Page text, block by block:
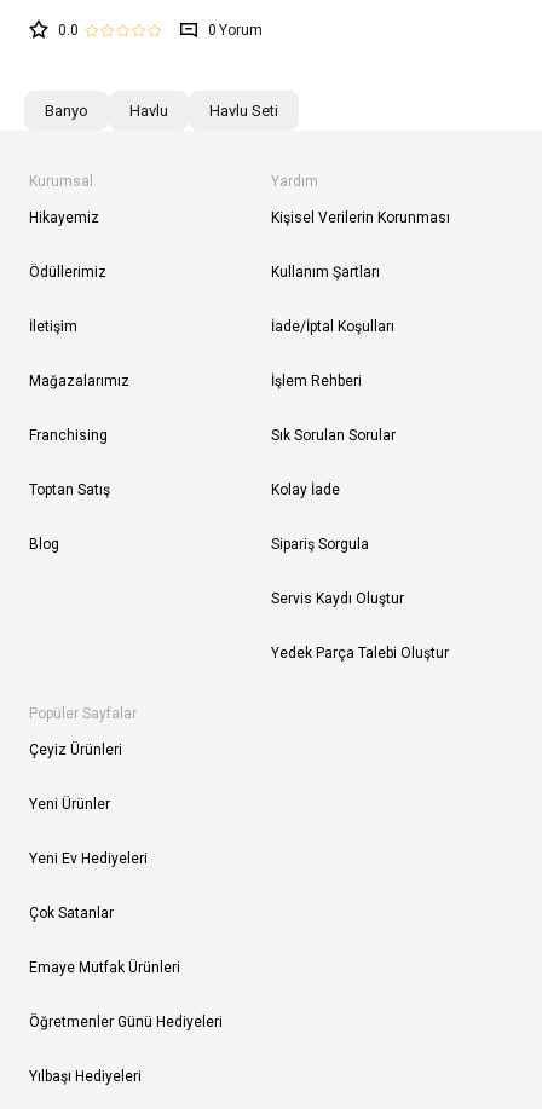
0.0 0
Banyo Havlu Havlu Seti
Kurumsal
Hikayemiz
Ödüllerimiz
İletişim
Mağazalarımız
Franchising
Toptan Satış
Blog
Yardım
Kişisel Verilerin Korunması
Kullanım Şartları
İade/İptal Koşulları
İşlem Rehberi
Sık Sorulan Sorular
Kolay İade
Sipariş Sorgula
Servis Kaydı Oluştur
Yedek Parça Talebi Oluştur
Popüler Sayfalar
Çeyiz Ürünleri
Yeni Ürünler
Yeni Ev Hediyeleri
Çok Satanlar
Emaye Mutfak Ürünleri
Öğretmenler Günü Hediyeleri
Yılbaşı Hediyeleri